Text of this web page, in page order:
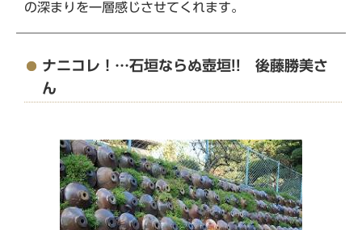
の深まりを一層感じさせてくれます。
ナニコレ！…石垣ならぬ壺垣!! 後藤勝美さ
ん